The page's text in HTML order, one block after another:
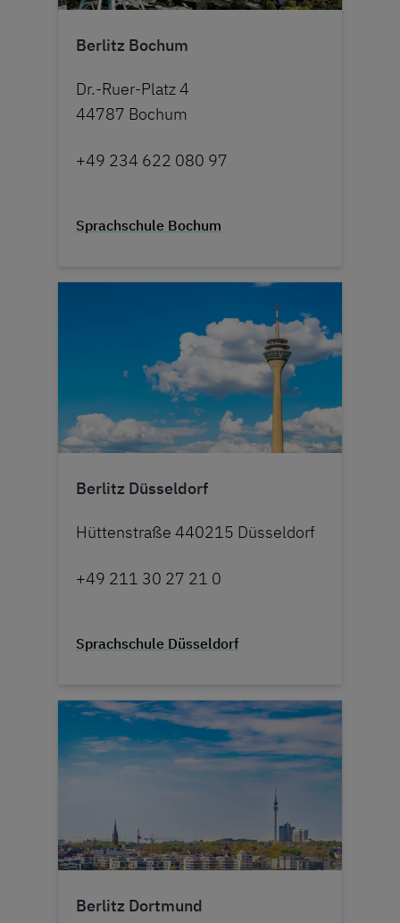
Berlitz Bochum
Dr.-Ruer-Platz 4
44787 Bochum
+49 234 622 080 97
Sprachschule Bochum
Berlitz Düsseldorf
Hüttenstraße 440215 Düsseldorf
+49 211 30 27 21 0
Sprachschule Düsseldorf
Berlitz Dortmund